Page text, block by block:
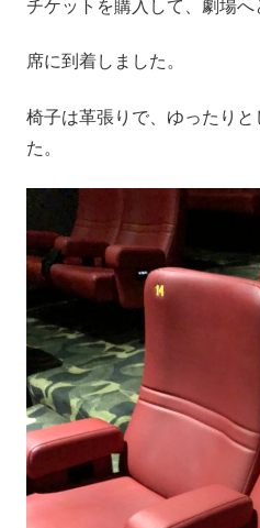
チケットを購入して、劇場へ
席に到着しました。
椅子は革張りで、ゆったり
た。